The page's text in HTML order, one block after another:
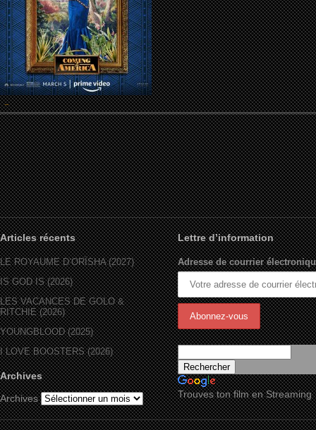
Articles récents
LE ROYAUME D’ORÏSHA (2027)
IS GOD IS (2026)
LES VACANCES DE GOLO &
RITCHIE (2026)
YOUNGBLOOD (2025)
I LOVE BOOSTERS (2026)
Archives
Archives
Lettre d’information
Adresse de courrier
Trouves ton film en Streaming